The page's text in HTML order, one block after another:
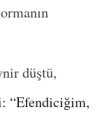
düştü,
“Efendiciğim,